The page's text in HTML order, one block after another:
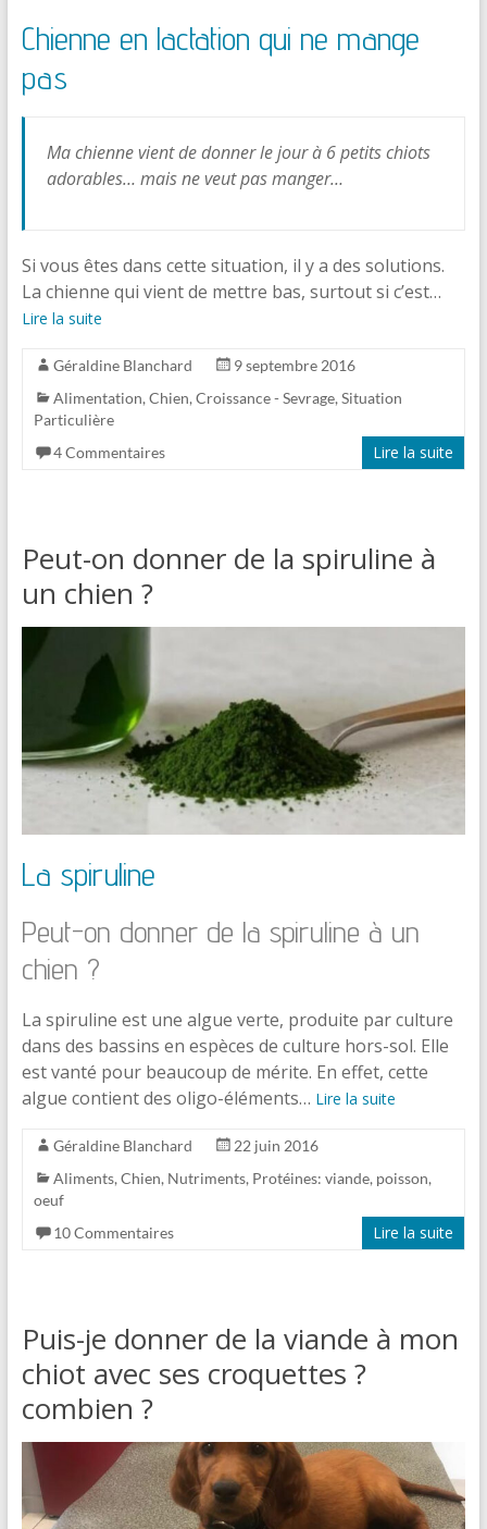
Chienne en lactation qui ne mange
pas
Ma chienne vient de donner le jour à 6 petits chiots
adorables… mais ne veut pas manger…
Si vous êtes dans cette situation, il y a des solutions.
La chienne qui vient de mettre bas, surtout si c’est…
Lire la suite
Géraldine Blanchard
9 septembre 2016
Alimentation, Chien, Croissance - Sevrage, Situation
Particulière
4 Commentaires
Lire la suite
Peut-on donner de la spiruline à
un chien ?
La spiruline
Peut-on donner de la spiruline à un
chien ?
La spiruline est une algue verte, produite par culture
dans des bassins en espèces de culture hors-sol. Elle
est vanté pour beaucoup de mérite. En effet, cette
algue contient des oligo-éléments… Lire la suite
Géraldine Blanchard
22 juin 2016
Aliments, Chien, Nutriments, Protéines: viande, poisson,
oeuf
10 Commentaires
Lire la suite
Puis-je donner de la viande à mon
chiot avec ses croquettes ?
combien ?